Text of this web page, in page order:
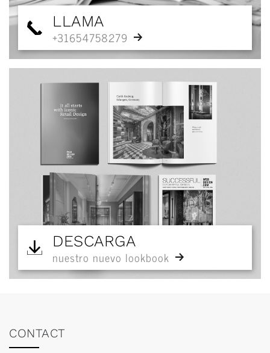
LLAMA
+31654758279
DESCARGA
nuestro nuevo lookbook
CONTACT